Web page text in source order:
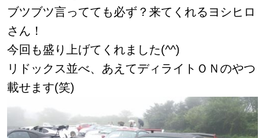
ブツブツ言ってても必ず？来てくれるヨシヒロ
さん！
今回も盛り上げてくれました(^^)
リドックス並べ、あえてディライトＯＮのやつ
載せます(笑)